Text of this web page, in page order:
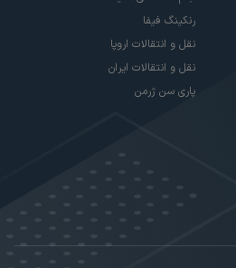
رنکینگ فیفا
نقل و انتقالات اروپا
نقل و انتقالات ایران
پاری سن ژرمن